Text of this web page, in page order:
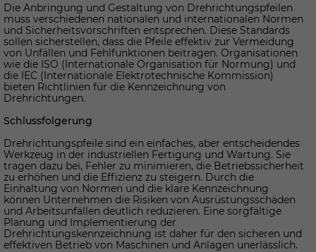
Die Anbringung und Gestaltung von Drehrichtungspfeilen
muss verschiedenen nationalen und internationalen Normen
und Sicherheitsvorschriften entsprechen. Diese Standards
sollen sicherstellen, dass die Pfeile effektiv zur Vermeidung
von Unfällen und Fehlfunktionen beitragen. Organisationen
wie die ISO (Internationale Organisation für Normung) und
die IEC (Internationale Elektrotechnische Kommission)
bieten Richtlinien für die Kennzeichnung von
Drehrichtungen.
Schlussfolgerung
Drehrichtungspfeile sind ein einfaches, aber entscheidendes
Werkzeug in der industriellen Fertigung und Wartung. Sie
tragen dazu bei, Fehler zu minimieren, die Betriebssicherheit
zu erhöhen und die Effizienz zu steigern. Durch die
Einhaltung von Normen und die klare Kennzeichnung
können Unternehmen die Risiken von Ausrüstungsschäden
und Arbeitsunfällen deutlich reduzieren. Eine sorgfältige
Planung und Implementierung der
Drehrichtungskennzeichnung ist daher für den sicheren und
effektiven Betrieb von Maschinen und Anlagen unerlässlich.